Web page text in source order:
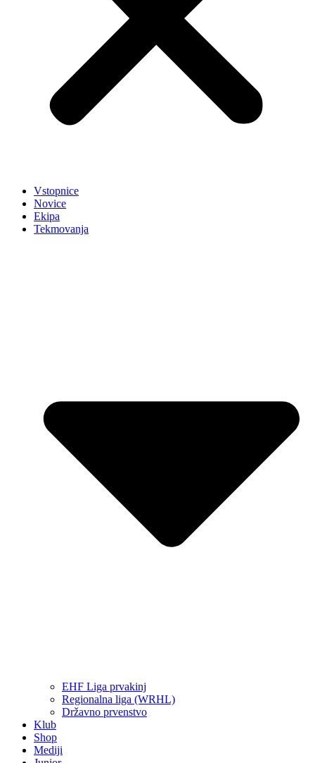
Vstopnice
Novice
Ekipa
Tekmovanja
EHF Liga prvakinj
Regionalna liga (WRHL)
Državno prvenstvo
Klub
Shop
Mediji